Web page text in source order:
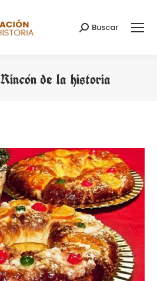
Buscar:
Buscar
Rincón de la historia